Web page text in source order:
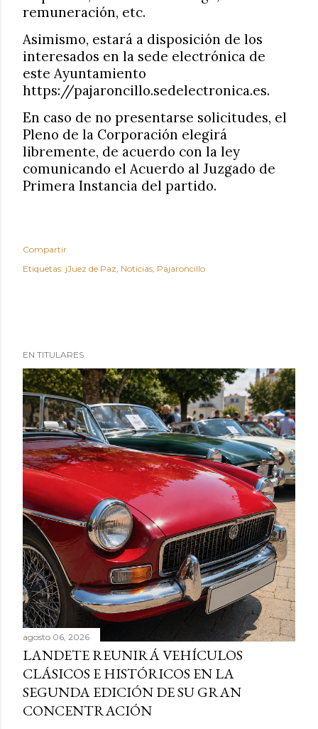
remuneración, etc.
Asimismo, estará a disposición de los
interesados en la sede electrónica de
este Ayuntamiento
https://pajaroncillo.sedelectronica.es.
En caso de no presentarse solicitudes, el
Pleno de la Corporación elegirá
libremente, de acuerdo con la ley
comunicando el Acuerdo al Juzgado de
Primera Instancia del partido.
Compartir
Etiquetas: jJuez de Paz Noticias Pajaroncillo
EN TITULARES
agosto 06, 2026
LANDETE REUNIRÁ VEHÍCULOS
CLÁSICOS E HISTÓRICOS EN LA
SEGUNDA EDICIÓN DE SU GRAN
CONCENTRACIÓN